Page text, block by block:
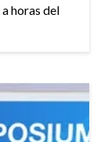
horas del